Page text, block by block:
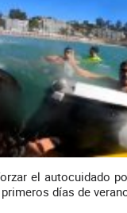
el autocuidado
días de